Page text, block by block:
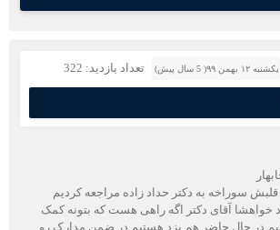
یکشنبه ۱۲ بهمن ۹۹( 5 سال پیش) تعداد بازدید: 322
۱۶ سالشه قلبش سوراخه به دکتر حداد زاده مراجعه کردیم
خواهشا آقای دکتر اگه راهی هست که بتونه کمک
در حال حاضر هم یزد هستیم در ضمن مدارک رو